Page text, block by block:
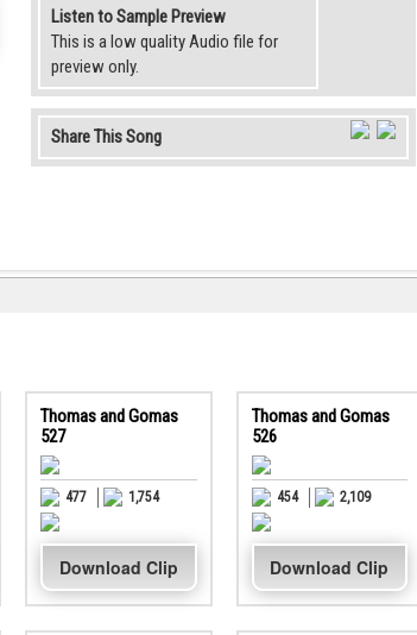
Listen to Sample Preview
This is a low quality Audio file for
preview only.
Share This Song
Thomas and Gomas
527
477 1,754
Download Clip
Thomas and Gomas
526
454 2,109
Download Clip